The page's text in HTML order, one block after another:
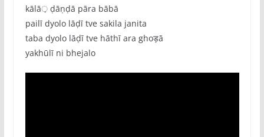
kālā़ ḍāṇḍā pāra bābā
pailī dyolo lāḍī tve sakila janita
taba dyolo lāḍī tve hāthī ara ghoड़ā
yakhūlī ni bhejalo